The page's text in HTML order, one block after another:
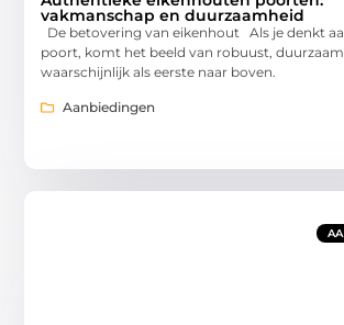
vakmanschap en duurzaamheid
De betovering van eikenhout Als je denkt
poort, komt het beeld van robuust,
waarschijnlijk als eerste naar boven.
Aanbiedingen